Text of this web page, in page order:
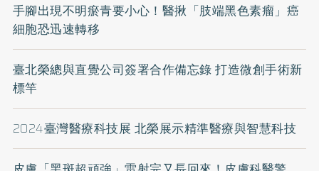
手腳出現不明瘀青要小心！醫揪「肢端黑色素瘤」癌
細胞恐迅速轉移
臺北榮總與直覺公司簽署合作備忘錄 打造微創手術新
標竿
2024臺灣醫療科技展 北榮展示精準醫療與智慧科技